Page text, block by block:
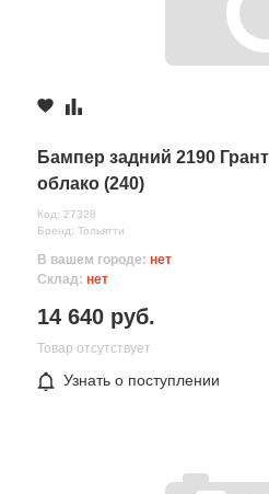
Бампер задний 2190
облако (240)
Код: 27328
Бренд: Тольятти
В вашем городе: нет
Склад: нет
14 640 руб.
Товар отсутствует
Узнать о поступлении